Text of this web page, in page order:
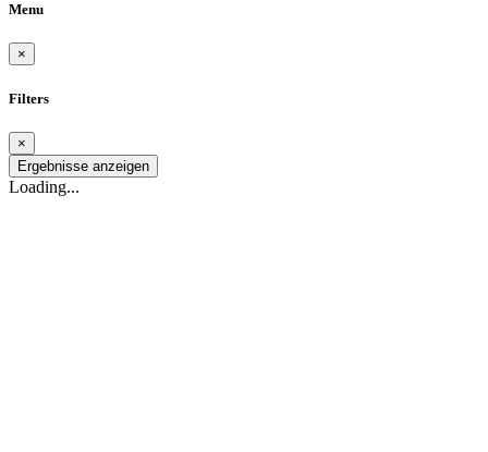
Menu
×
Filters
×
Ergebnisse anzeigen
Loading...